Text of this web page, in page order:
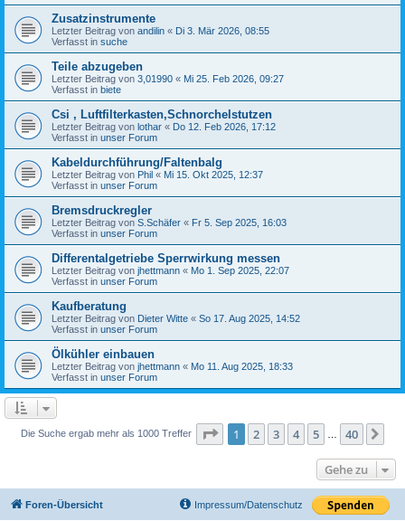
Zusatzinstrumente
Letzter Beitrag von andilin « Di 3. Mär 2026, 08:55
Verfasst in suche
Teile abzugeben
Letzter Beitrag von 3,01990 « Mi 25. Feb 2026, 09:27
Verfasst in biete
Csi , Luftfilterkasten,Schnorchelstutzen
Letzter Beitrag von lothar « Do 12. Feb 2026, 17:12
Verfasst in unser Forum
Kabeldurchführung/Faltenbalg
Letzter Beitrag von Phil « Mi 15. Okt 2025, 12:37
Verfasst in unser Forum
Bremsdruckregler
Letzter Beitrag von S.Schäfer « Fr 5. Sep 2025, 16:03
Verfasst in unser Forum
Differentalgetriebe Sperrwirkung messen
Letzter Beitrag von jhettmann « Mo 1. Sep 2025, 22:07
Verfasst in unser Forum
Kaufberatung
Letzter Beitrag von Dieter Witte « So 17. Aug 2025, 14:52
Verfasst in unser Forum
Ölkühler einbauen
Letzter Beitrag von jhettmann « Mo 11. Aug 2025, 18:33
Verfasst in unser Forum
Die Suche ergab mehr als 1000 Treffer Seite 1von 40
1 2 3 4 5 40
Gehe zu
Foren-Übersicht Impressum/Datenschutz